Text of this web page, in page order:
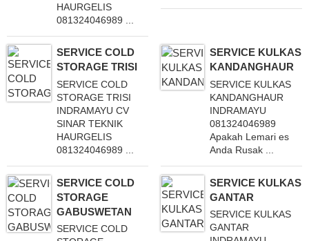
HAURGELIS
081324046989 ...
SERVICE COLD
STORAGE TRISI
SERVICE COLD
STORAGE TRISI
INDRAMAYU CV
SINAR TEKNIK
HAURGELIS
081324046989 ...
SERVICE KULKAS
KANDANGHAUR
SERVICE KULKAS
KANDANGHAUR
INDRAMAYU
081324046989
Apakah Lemari es
Anda Rusak ...
SERVICE COLD
STORAGE
GABUSWETAN
SERVICE COLD
SERVICE KULKAS
GANTAR
SERVICE KULKAS
GANTAR